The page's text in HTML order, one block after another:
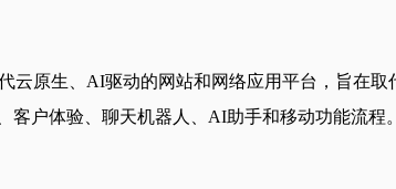
云原生、AI驱动的网站和网络应用平台，旨在
客户体验、聊天机器人、AI助手和移动功能流